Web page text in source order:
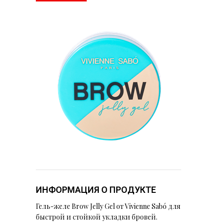
ИНФОРМАЦИЯ О ПРОДУКТЕ
Гель-желе Brow Jelly Gel от Vivienne Sabó для
быстрой и стойкой укладки бровей.